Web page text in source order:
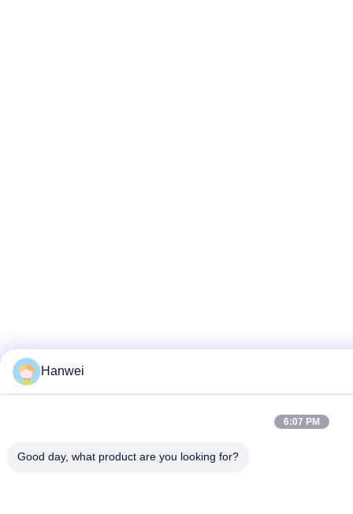
Hanwei
6:07 PM
Good day, what product are you looking for?